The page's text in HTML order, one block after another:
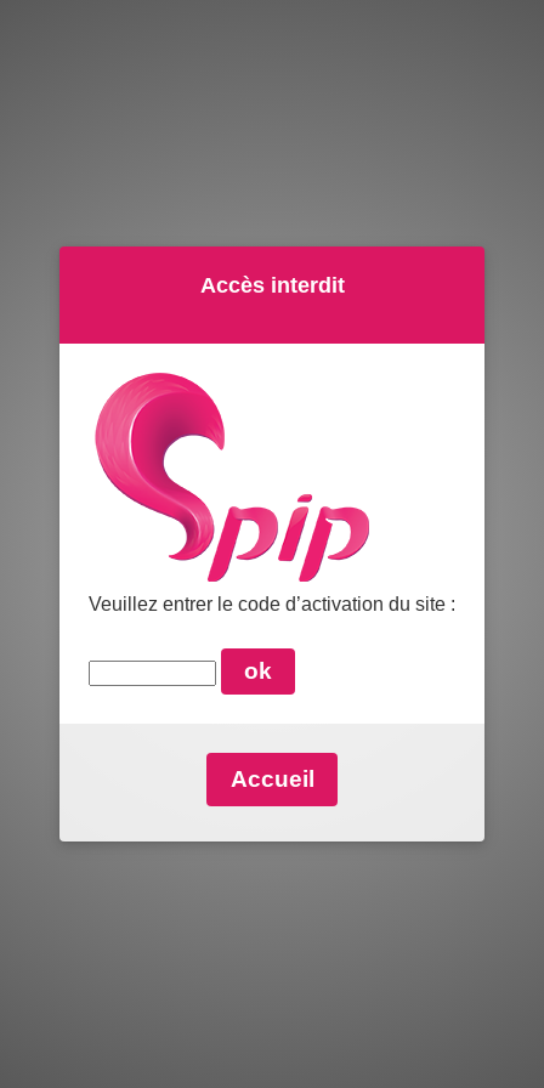
Accès interdit
Veuillez entrer le code d’activation du site :
Accueil